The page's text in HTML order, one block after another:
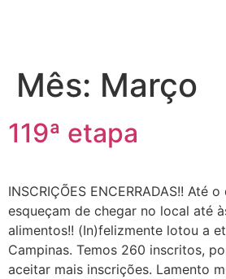
Mês: Março
119ª etapa
INSCRIÇÕES ENCERRADAS!! Até
esqueçam de chegar no local até
alimentos!! (In)felizmente lotou a
Campinas. Temos 260 inscritos,
aceitar mais inscrições. Lamento